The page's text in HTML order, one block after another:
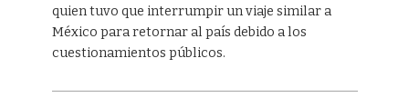
quien tuvo que interrumpir un viaje similar a
México para retornar al país debido a los
cuestionamientos públicos.